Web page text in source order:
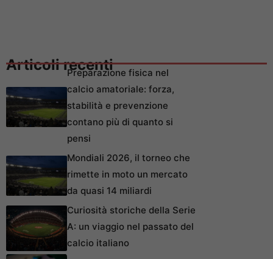
Articoli recentiPreparazione fisica nel
calcio amatoriale: forza,
stabilità e prevenzione
contano più di quanto si
pensi
Mondiali 2026, il torneo che
rimette in moto un mercato
da quasi 14 miliardi
Curiosità storiche della Serie
A: un viaggio nel passato del
calcio italiano